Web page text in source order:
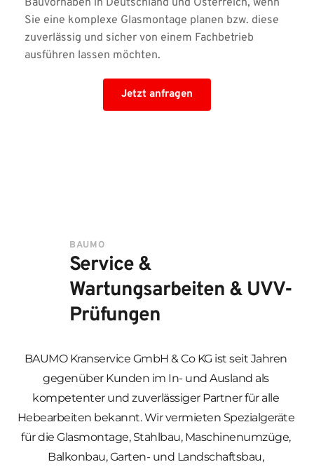
Bauvorhaben in Deutschland und Österreich, wenn
Sie eine komplexe Glasmontage planen bzw. diese
zuverlässig und sicher von einem Fachbetrieb
ausführen lassen möchten.
Jetzt anfragen
BAUMO
Service &
Wartungsarbeiten & UVV-
Prüfungen
BAUMO Kranservice GmbH & Co KG ist seit Jahren
gegenüber Kunden im In- und Ausland als
kompetenter und zuverlässiger Partner für alle
Hebearbeiten bekannt. Wir vermieten Spezialgeräte
für die Glasmontage, Stahlbau, Maschinenumzüge,
Balkonbau, Garten- und Landschaftsbau,